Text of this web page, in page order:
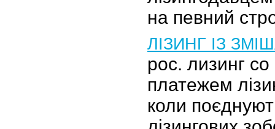
на певний
ЛІЗИНГ ІЗ
рос. лизинг
платежем
коли